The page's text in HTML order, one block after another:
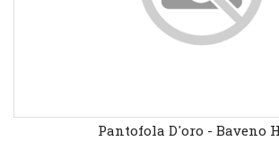
Pantofola D'oro - Baveno